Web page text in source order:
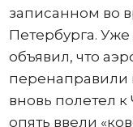
записанном во
Петербурга.
объявил, что
перенаправили
вновь полетел
опять ввели